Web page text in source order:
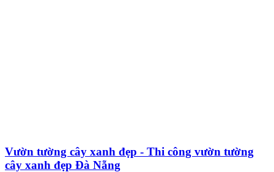
Vườn tường cây xanh đẹp - Thi công vườn tường
cây xanh đẹp Đà Nẵng